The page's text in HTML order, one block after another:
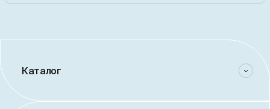
Каталог